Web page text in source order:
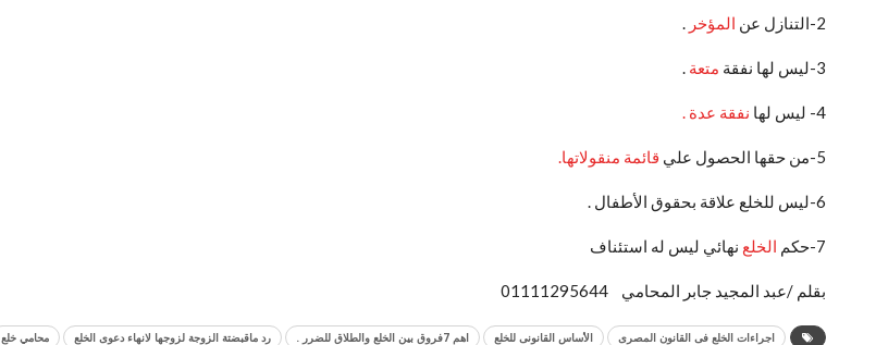
2-التنازل عن المؤخر .
3-ليس لها نفقة متعة .
4- ليس لها نفقة عدة .
5-من حقها الحصول علي قائمة منقولاتها.
6-ليس للخلع علاقة بحقوق الأطفال .
7-حكم الخلع نهائي ليس له استئناف
بقلم /عبد المجيد جابر المحامي 01111295644
اجراءات الخلع فى القانون المصرى الأساس القانونى للخلع اهم 7فروق بين الخلع والطلاق للضرر . رد ماقبضتة الزوجة لزوجها لانهاء دعوى الخلع محامي خلع